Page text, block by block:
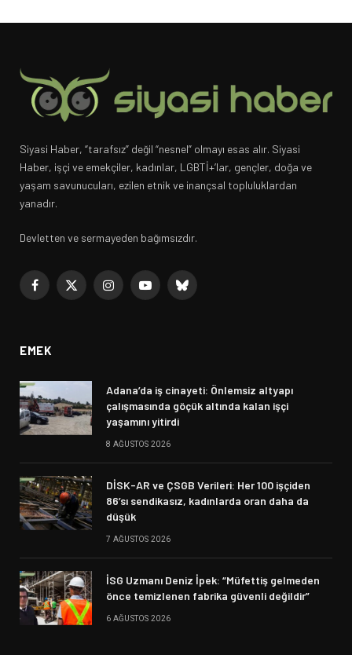
Siyasi Haber, “tarafsız” değil “nesnel” olmayı esas alır. Siyasi
Haber, işçi ve emekçiler, kadınlar, LGBTİ+’lar, gençler, doğa ve
yaşam savunucuları, ezilen etnik ve inançsal topluluklardan
yanadır.
Devletten ve sermayeden bağımsızdır.
Facebook
X
InstagramYouTubeBluesky
EMEK
Adana’da iş cinayeti: Önlemsiz altyapı
çalışmasında göçük altında kalan işçi
yaşamını yitirdi
8 AĞUSTOS 2026
DİSK-AR ve ÇSGB Verileri: Her 100 işçiden
86’sı sendikasız, kadınlarda oran daha da
düşük
7 AĞUSTOS 2026
İSG Uzmanı Deniz İpek: “Müfettiş gelmeden
önce temizlenen fabrika güvenli değildir”
6 AĞUSTOS 2026